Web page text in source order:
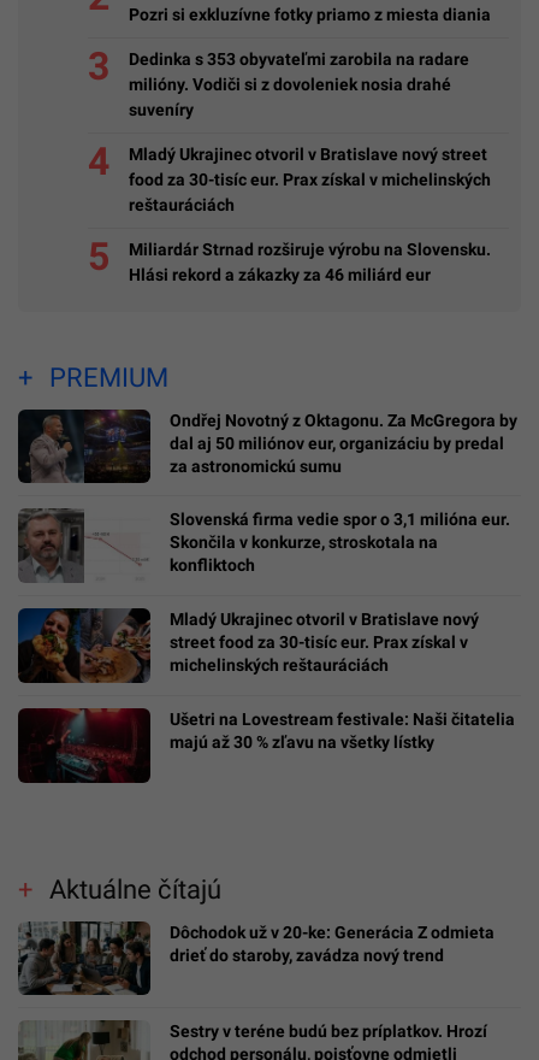
Pozri si exkluzívne fotky priamo z miesta diania
Dedinka s 353 obyvateľmi zarobila na radare
milióny. Vodiči si z dovoleniek nosia drahé
suveníry
Mladý Ukrajinec otvoril v Bratislave nový street
food za 30-tisíc eur. Prax získal v michelinských
reštauráciách
Miliardár Strnad rozširuje výrobu na Slovensku.
Hlási rekord a zákazky za 46 miliárd eur
PREMIUM
Ondřej Novotný z Oktagonu. Za McGregora by
dal aj 50 miliónov eur, organizáciu by predal
za astronomickú sumu
Slovenská firma vedie spor o 3,1 milióna eur.
Skončila v konkurze, stroskotala na
konfliktoch
Mladý Ukrajinec otvoril v Bratislave nový
street food za 30-tisíc eur. Prax získal v
michelinských reštauráciách
Ušetri na Lovestream festivale: Naši čitatelia
majú až 30 % zľavu na všetky lístky
Aktuálne čítajú
Dôchodok už v 20-ke: Generácia Z odmieta
drieť do staroby, zavádza nový trend
Sestry v teréne budú bez príplatkov. Hrozí
odchod personálu, poisťovne odmietli